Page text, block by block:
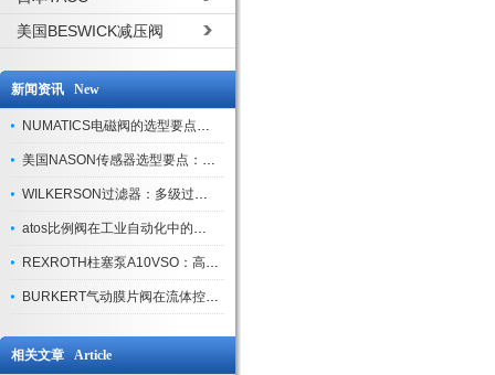
美国BESWICK减压阀
新闻资讯 New
NUMATICS电磁阀的选型要点与使用注意事项
美国NASON传感器选型要点：精度、量程与接口适配指南
WILKERSON过滤器：多级过滤技术，适配多行业净化需求
atos比例阀在工业自动化中的关键应用
REXROTH柱塞泵A10VSO：高效液压系统的核心组件
BURKERT气动膜片阀在流体控制中的应用
相关文章 Article